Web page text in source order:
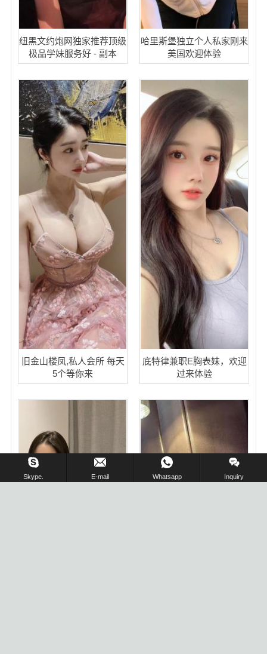
纽黑文约炮网独家推荐顶级
极品学妹服务好 - 副本
哈里斯堡独立个人私家刚来
美国欢迎体验
旧金山楼凤,私人会所 每天
5个等你来
底特律兼职E胸表妹，欢迎
过来体验
Skype. E-mail Whatsapp Inquiry
在线留言 !